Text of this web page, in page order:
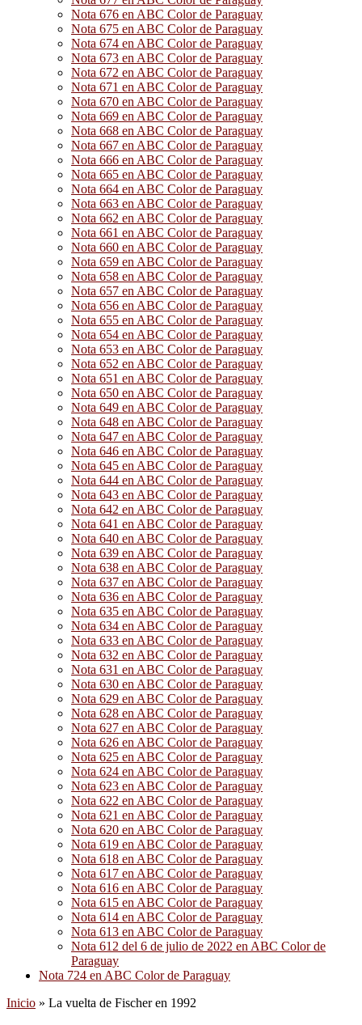
Nota 676 en ABC Color de Paraguay
Nota 675 en ABC Color de Paraguay
Nota 674 en ABC Color de Paraguay
Nota 673 en ABC Color de Paraguay
Nota 672 en ABC Color de Paraguay
Nota 671 en ABC Color de Paraguay
Nota 670 en ABC Color de Paraguay
Nota 669 en ABC Color de Paraguay
Nota 668 en ABC Color de Paraguay
Nota 667 en ABC Color de Paraguay
Nota 666 en ABC Color de Paraguay
Nota 665 en ABC Color de Paraguay
Nota 664 en ABC Color de Paraguay
Nota 663 en ABC Color de Paraguay
Nota 662 en ABC Color de Paraguay
Nota 661 en ABC Color de Paraguay
Nota 660 en ABC Color de Paraguay
Nota 659 en ABC Color de Paraguay
Nota 658 en ABC Color de Paraguay
Nota 657 en ABC Color de Paraguay
Nota 656 en ABC Color de Paraguay
Nota 655 en ABC Color de Paraguay
Nota 654 en ABC Color de Paraguay
Nota 653 en ABC Color de Paraguay
Nota 652 en ABC Color de Paraguay
Nota 651 en ABC Color de Paraguay
Nota 650 en ABC Color de Paraguay
Nota 649 en ABC Color de Paraguay
Nota 648 en ABC Color de Paraguay
Nota 647 en ABC Color de Paraguay
Nota 646 en ABC Color de Paraguay
Nota 645 en ABC Color de Paraguay
Nota 644 en ABC Color de Paraguay
Nota 643 en ABC Color de Paraguay
Nota 642 en ABC Color de Paraguay
Nota 641 en ABC Color de Paraguay
Nota 640 en ABC Color de Paraguay
Nota 639 en ABC Color de Paraguay
Nota 638 en ABC Color de Paraguay
Nota 637 en ABC Color de Paraguay
Nota 636 en ABC Color de Paraguay
Nota 635 en ABC Color de Paraguay
Nota 634 en ABC Color de Paraguay
Nota 633 en ABC Color de Paraguay
Nota 632 en ABC Color de Paraguay
Nota 631 en ABC Color de Paraguay
Nota 630 en ABC Color de Paraguay
Nota 629 en ABC Color de Paraguay
Nota 628 en ABC Color de Paraguay
Nota 627 en ABC Color de Paraguay
Nota 626 en ABC Color de Paraguay
Nota 625 en ABC Color de Paraguay
Nota 624 en ABC Color de Paraguay
Nota 623 en ABC Color de Paraguay
Nota 622 en ABC Color de Paraguay
Nota 621 en ABC Color de Paraguay
Nota 620 en ABC Color de Paraguay
Nota 619 en ABC Color de Paraguay
Nota 618 en ABC Color de Paraguay
Nota 617 en ABC Color de Paraguay
Nota 616 en ABC Color de Paraguay
Nota 615 en ABC Color de Paraguay
Nota 614 en ABC Color de Paraguay
Nota 613 en ABC Color de Paraguay
Nota 612 del 6 de julio de 2022 en ABC Color de
Paraguay
Nota 724 en ABC Color de Paraguay
Inicio » La vuelta de Fischer en 1992